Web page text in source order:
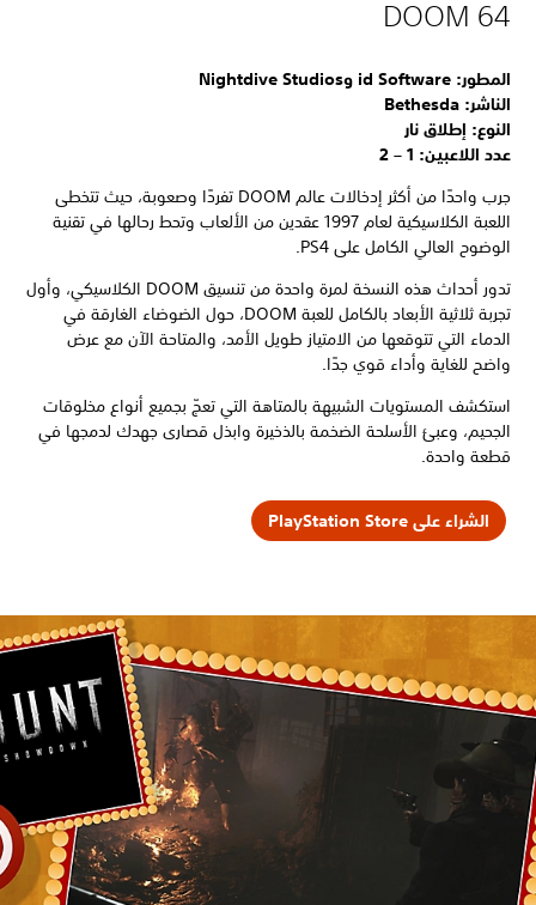
DOOM 64
المطور: id Software وNightdive Studios
الناشر: Bethesda
النوع: إطلاق نار
عدد اللاعبين: 1 – 2
جرب واحدًا من أكثر إدخالات عالم DOOM تفردًا وصعوبة، حيث تتخطى
اللعبة الكلاسيكية لعام 1997 عقدين من الألعاب وتحط رحالها في تقنية
الوضوح العالي الكامل على PS4.
تدور أحداث هذه النسخة لمرة واحدة من تنسيق DOOM الكلاسيكي، وأول
تجربة ثلاثية الأبعاد بالكامل للعبة DOOM، حول الضوضاء الغارقة في
الدماء التي تتوقعها من الامتياز طويل الأمد، والمتاحة الآن مع عرض
واضح للغاية وأداء قوي جدًا.
استكشف المستويات الشبيهة بالمتاهة التي تعجّ بجميع أنواع مخلوقات
الجحيم، وعبئ الأسلحة الضخمة بالذخيرة وابذل قصارى جهدك لدمجها في
قطعة واحدة.
الشراء على PlayStation Store